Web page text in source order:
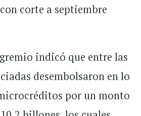
corte a septiembre
indicó que entre las
desembolsaron en lo
por un monto